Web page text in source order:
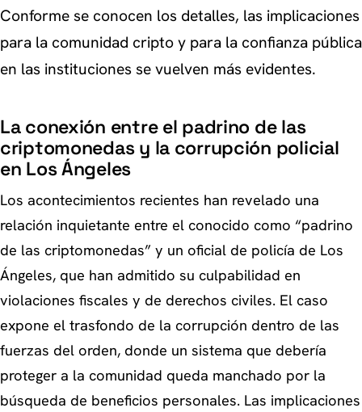
Conforme se conocen los detalles, las implicaciones
para la comunidad cripto y para la confianza pública
en las instituciones se vuelven más evidentes.
La conexión entre el padrino de las
criptomonedas y la corrupción policial
en Los Ángeles
Los acontecimientos recientes han revelado una
relación inquietante entre el conocido como “padrino
de las criptomonedas” y un oficial de policía de Los
Ángeles, que han admitido su culpabilidad en
violaciones fiscales y de derechos civiles. El caso
expone el trasfondo de la corrupción dentro de las
fuerzas del orden, donde un sistema que debería
proteger a la comunidad queda manchado por la
búsqueda de beneficios personales. Las implicaciones